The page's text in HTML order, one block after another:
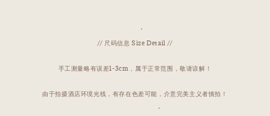
// 尺码信息 Size Detail //
手工测量略有误差1-3cm，属于正常范围，敬请谅解！
由于拍摄酒店环境光线，有存在色差可能，介意完美主义者慎拍！